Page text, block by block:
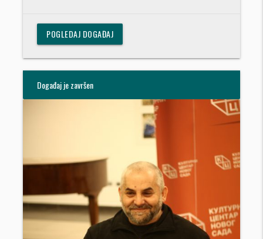
POGLEDAJ DOGAĐAJ
Događaj je završen